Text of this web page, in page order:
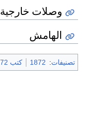
وصلات خارجية
الهامش
تصنيفات:
1872 كتب 1872